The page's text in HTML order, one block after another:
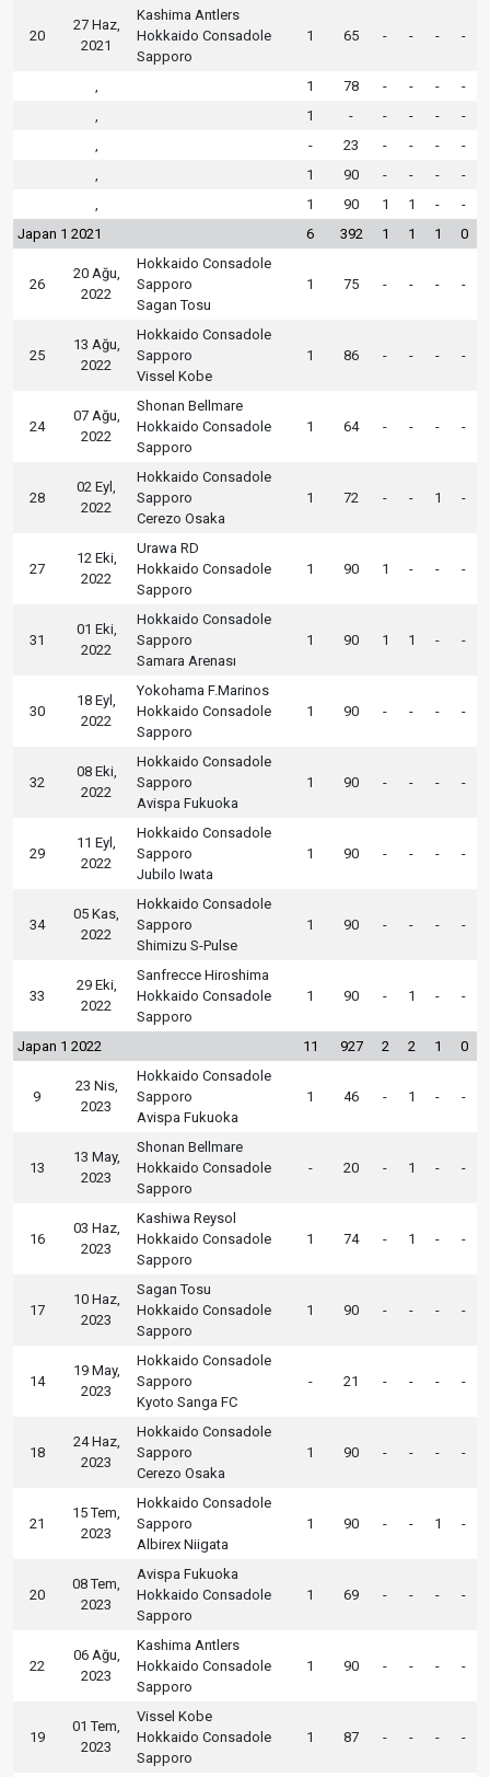
20
27 Haz,
2021
Kashima Antlers
Hokkaido Consadole
Sapporo
1 65 - - - -
1 78 - - -
-
1 - - - -
-
- 23 - - -
-
1 90 - - -
-
1 90 1 1 -
-
Japan 1 2021
6 392 1 1 1 0
26
20 Ağu,
2022
Hokkaido Consadole
Sapporo
Sagan Tosu
1 75 - - - -
25
13 Ağu,
2022
Hokkaido Consadole
Sapporo
Vissel Kobe
1 86 - - - -
24
07 Ağu,
2022
Shonan Bellmare
Hokkaido Consadole
Sapporo
1 64 - - - -
28
02 Eyl,
2022
Hokkaido Consadole
Sapporo
Cerezo Osaka
1 72 - - 1 -
27
12 Eki,
2022
Urawa RD
Hokkaido Consadole
Sapporo
1 90 1 - - -
31
01 Eki,
2022
Hokkaido Consadole
Sapporo
Samara Arenası
1 90 1 1 - -
30
18 Eyl,
2022
Yokohama F.Marinos
Hokkaido Consadole
Sapporo
1 90 - - - -
32
08 Eki,
2022
Hokkaido Consadole
Sapporo
Avispa Fukuoka
1 90 - - - -
29
11 Eyl,
2022
Hokkaido Consadole
Sapporo
Jubilo Iwata
1 90 - - - -
34
05 Kas,
2022
Hokkaido Consadole
Sapporo
Shimizu S-Pulse
1 90 - - - -
33
29 Eki,
2022
Sanfrecce Hiroshima
Hokkaido Consadole
Sapporo
1 90 - 1 - -
Japan 1 2022 11 927 2 2 1 0
9
23 Nis,
2023
Hokkaido Consadole
Sapporo
Avispa Fukuoka
1 46 - 1 - -
13
13 May,
2023
Shonan Bellmare
Hokkaido Consadole
Sapporo
- 20 - 1 - -
16
03 Haz,
2023
Kashiwa Reysol
Hokkaido Consadole
Sapporo
1 74 - 1 - -
17
10 Haz,
2023
Sagan Tosu
Hokkaido Consadole
Sapporo
1 90 - - - -
14
19 May,
2023
Hokkaido Consadole
Sapporo
Kyoto Sanga FC
- 21 - - - -
18
24 Haz,
2023
Hokkaido Consadole
Sapporo
Cerezo Osaka
1 90 - - - -
21
15 Tem,
2023
Hokkaido Consadole
Sapporo
Albirex Niigata
1 90 - - 1 -
20
08 Tem,
2023
Avispa Fukuoka
Hokkaido Consadole
Sapporo
1 69 - - - -
22
06 Ağu,
2023
Kashima Antlers
Hokkaido Consadole
Sapporo
1 90 - - - -
19
01 Tem,
2023
Vissel Kobe
Hokkaido Consadole
Sapporo
1 87 - - - -